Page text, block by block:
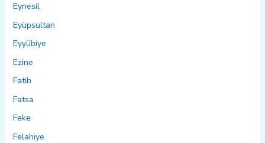
Eynesil
Eyüpsultan
Eyyübiye
Ezine
Fatih
Fatsa
Feke
Felahiye